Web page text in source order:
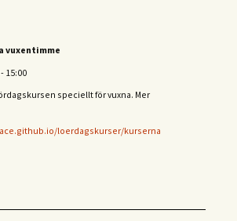
vuxentimme
- 15:00
speciellt för vuxna. Mer
loerdagskurser/kurserna